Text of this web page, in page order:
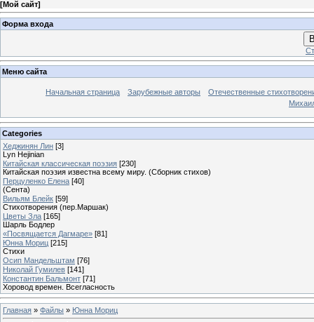
[Мой сайт]
Форма входа
Меню сайта
Начальная страница Зарубежные авторы
Отечественные
Categories
Хеджинян Лин [3]
Lyn Hejinian
Китайская классическая поэзия [230]
Китайская поэзия известна всему миру. (Сборник стихов)
Перцуленко Елена [40]
(Сента)
Вильям Блейк [59]
Стихотворения (пер.Маршак)
Цветы Зла [165]
Шарль Бодлер
«Посвящается Дагмаре» [81]
Юнна Мориц [215]
Стихи
Осип Мандельштам [76]
Николай Гумилев [141]
Константин Бальмонт [71]
Хоровод времен. Всегласность
Главная » Файлы » Юнна Мориц